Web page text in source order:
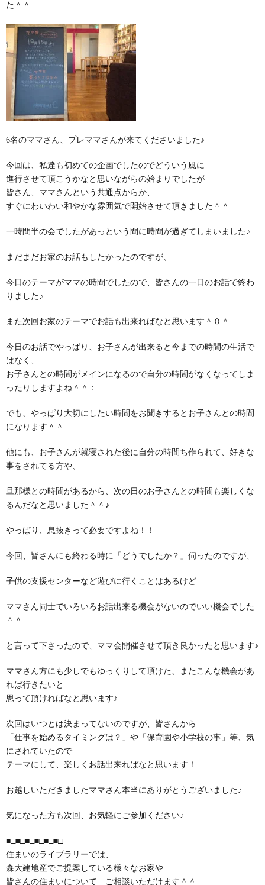
た＾＾
6名のママさん、プレママさんが来てくださいました♪
今回は、私達も初めての企画でしたのでどういう風に
進行させて頂こうかなと思いながらの始まりでしたが
皆さん、ママさんという共通点からか、
すぐにわいわい和やかな雰囲気で開始させて頂きました＾＾
一時間半の会でしたがあっという間に時間が過ぎてしまいました♪
まだまだお家のお話もしたかったのですが、
今日のテーマがママの時間でしたので、皆さんの一日のお話で終わ
りました♪
また次回お家のテーマでお話も出来ればなと思います＾０＾
今日のお話でやっぱり、お子さんが出来ると今までの時間の生活で
はなく、
お子さんとの時間がメインになるので自分の時間がなくなってしま
ったりしますよね＾＾：
でも、やっぱり大切にしたい時間をお聞きするとお子さんとの時間
になります＾＾
他にも、お子さんが就寝された後に自分の時間ち作られて、好きな
事をされてる方や、
旦那様との時間があるから、次の日のお子さんとの時間も楽しくな
るんだなと思いました＾＾♪
やっぱり、息抜きって必要ですよね！！
今回、皆さんにも終わる時に「どうでしたか？」伺ったのですが、
子供の支援センターなど遊びに行くことはあるけど
ママさん同士でいろいろお話出来る機会がないのでいい機会でした
＾＾
と言って下さったので、ママ会開催させて頂き良かったと思います♪
ママさん方にも少しでもゆっくりして頂けた、またこんな機会があ
れば行きたいと
思って頂ければなと思います♪
次回はいつとは決まってないのですが、皆さんから
「仕事を始めるタイミングは？」や「保育園や小学校の事」等、気
にされていたので
テーマにして、楽しくお話出来ればなと思います！
お越しいただきましたママさん本当にありがとうございました♪
気になった方も次回、お気軽にご参加ください♪
■□■□■□■□■□■□
住まいのライブラリーでは、
森大建地産でご提案している様々なお家や
皆さんの住まいについて ご相談いただけます＾＾